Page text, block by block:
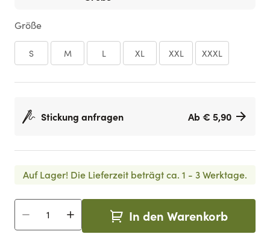
Größe
S M L XL XXL XXXL
Stickung anfragen Ab € 5,90
Auf Lager! Die Lieferzeit beträgt ca. 1 - 3 Werktage.
Menge In den Warenkorb